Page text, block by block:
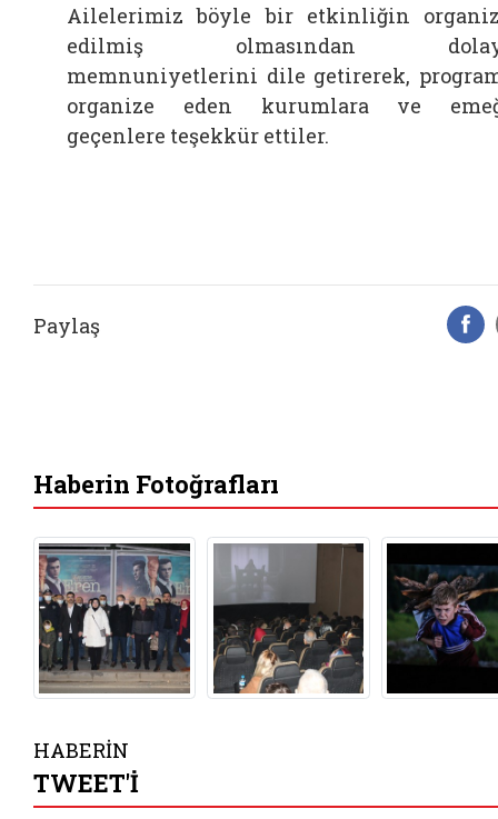
Ailelerimiz böyle bir etkinliğin
edilmiş olmasından
memnuniyetlerini dile getirerek,
organize eden kurumlara ve
geçenlere teşekkür ettiler.
Paylaş
Haberin Fotoğrafları
HABERİN
TWEET'İ